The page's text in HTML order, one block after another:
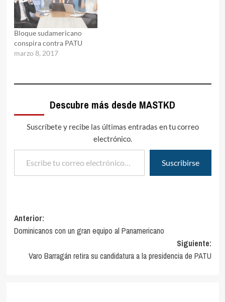
Bloque sudamericano
conspira contra PATU
marzo 8, 2017
Descubre más desde MASTKD
Suscríbete y recibe las últimas entradas en tu correo
electrónico.
Escribe tu correo electrónico…
Suscribirse
Navegación
de
entradas
Anterior:
Dominicanos con un gran equipo al Panamericano
Siguiente:
Varo Barragán retira su candidatura a la presidencia de PATU